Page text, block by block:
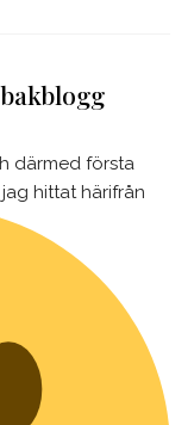
says:
därmed första
hittat härifrån